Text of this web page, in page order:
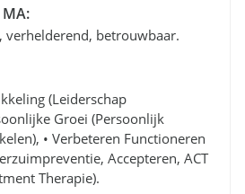
verhelderend, betrouwbaar.
(leiderschap
Groei (persoonlijk
• Verbeteren Functioneren
Accepteren, ACT
Therapie).